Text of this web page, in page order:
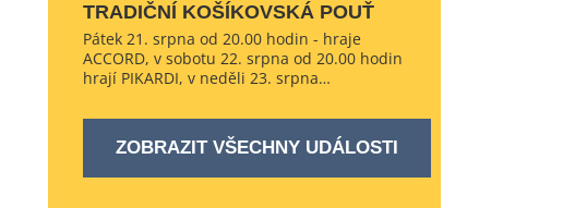
TRADIČNÍ KOŠÍKOVSKÁ POUŤ
Pátek 21. srpna od 20.00 hodin - hraje
ACCORD, v sobotu 22. srpna od 20.00 hodin
hrají PIKARDI, v neděli 23. srpna…
ZOBRAZIT VŠECHNY UDÁLOSTI